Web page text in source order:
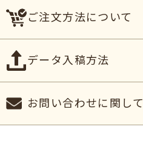
ご注文方法について
データ入稿方法
お問い合わせに関して